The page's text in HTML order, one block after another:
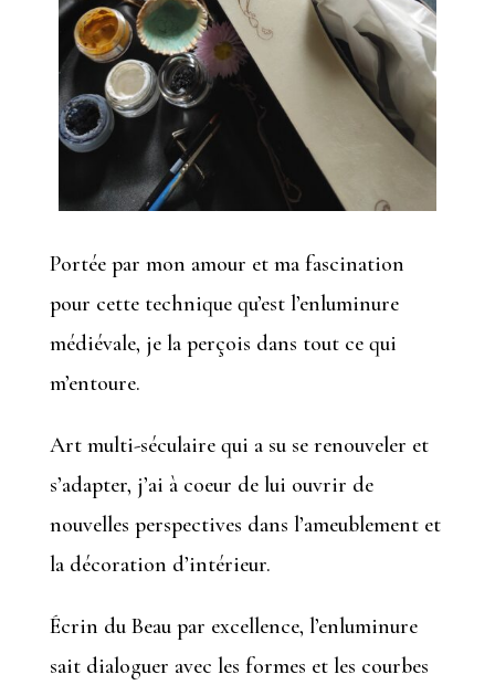
Portée par mon amour et ma fascination
pour cette technique qu’est l’enluminure
médiévale, je la perçois dans tout ce qui
m’entoure.
Art multi-séculaire qui a su se renouveler et
s’adapter, j’ai à coeur de lui ouvrir de
nouvelles perspectives dans l’ameublement et
la décoration d’intérieur.
Écrin du Beau par excellence, l’enluminure
sait dialoguer avec les formes et les courbes